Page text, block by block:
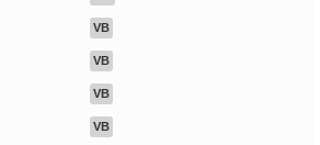
VB
VB
VB
VB